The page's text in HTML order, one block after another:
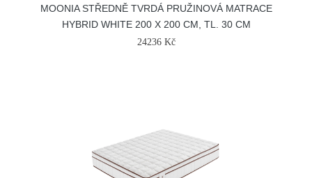
MOONIA STŘEDNĚ TVRDÁ PRUŽINOVÁ MATRACE
HYBRID WHITE 200 X 200 CM, TL. 30 CM
24236 Kč